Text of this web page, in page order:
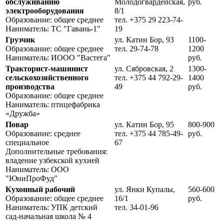
электрооборудования
Образование: общее среднее
Наниматель: ТС "Гавань-1"
8/1
тел. +375 29 223-74-
19
Грузчик
Образование: общее среднее
Наниматель: ИООО "Вастега"
ул. Катин Бор, 93
тел. 29-74-78
1100-
1200
руб.
Тракторист-машинист
сельскохозяйственного
производства
Образование: общее среднее
Наниматель: птицефабрика
«Дружба»
ул. Сябровская, 2
тел. +375 44 792-29-
49
1300-
1400
руб.
Повар
Образование: среднее
специальное
Дополнительные требования:
владение узбекской кухней
Наниматель: ООО
"ЮниПроФуд"
ул. Катин Бор, 95
тел. +375 44 785-49-
67
800-900
руб.
Кухонный рабочий
Образование: общее среднее
Наниматель: УПК детский
сад-начальная школа № 4
ул. Янки Купалы,
16/1
тел. 34-01-96
560-600
руб.